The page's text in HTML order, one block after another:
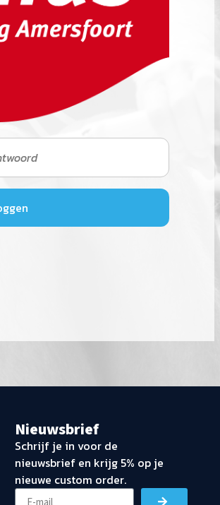
Nieuwsbrief
Schrijf je in voor de
nieuwsbrief en krijg 5% op je
nieuwe custom order.